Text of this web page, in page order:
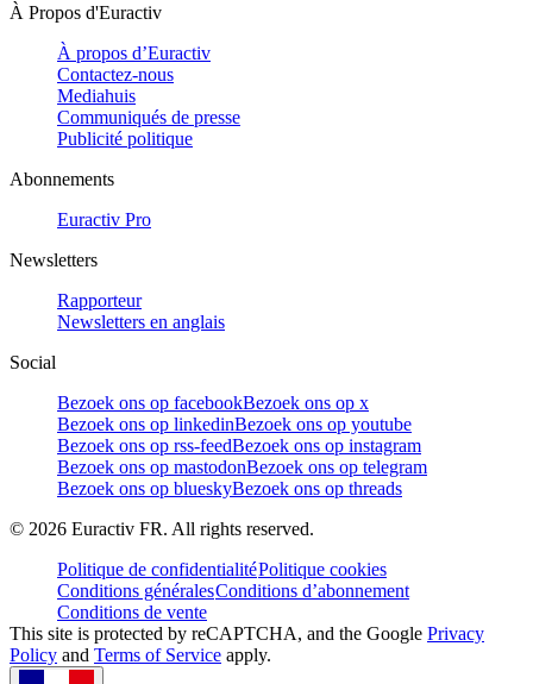
À Propos d'Euractiv
À propos d’Euractiv
Contactez-nous
Mediahuis
Communiqués de presse
Publicité politique
Abonnements
Euractiv Pro
Newsletters
Rapporteur
Newsletters en anglais
Social
Bezoek ons op facebookBezoek ons op x
Bezoek ons op linkedinBezoek ons op youtube
Bezoek ons op rss-feedBezoek ons op instagram
Bezoek ons op mastodonBezoek ons op telegram
Bezoek ons op blueskyBezoek ons op threads
© 2026 Euractiv FR. All rights reserved.
Politique de confidentialitéPolitique cookies
Conditions généralesConditions d’abonnement
Conditions de vente
This site is protected by reCAPTCHA, and the Google Privacy
Policy and Terms of Service apply.